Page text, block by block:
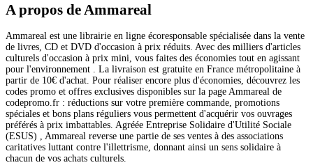
A propos de Ammareal
Ammareal est une librairie en ligne écoresponsable spécialisée dans la vente
de livres, CD et DVD d'occasion à prix réduits. Avec des milliers d'articles
culturels d'occasion à prix mini, vous faites des économies tout en agissant
pour l'environnement . La livraison est gratuite en France métropolitaine à
partir de 10€ d'achat. Pour réaliser encore plus d'économies, découvrez les
codes promo et offres exclusives disponibles sur la page Ammareal de
codepromo.fr : réductions sur votre première commande, promotions
spéciales et bons plans réguliers vous permettent d'acquérir vos ouvrages
préférés à prix imbattables. Agréée Entreprise Solidaire d'Utilité Sociale
(ESUS) , Ammareal reverse une partie de ses ventes à des associations
caritatives luttant contre l'illettrisme, donnant ainsi un sens solidaire à
chacun de vos achats culturels.